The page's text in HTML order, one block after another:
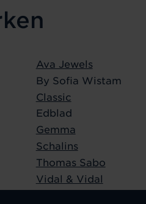
Ava Jewels
By Sofia Wistam
Classic
Edblad
Gemma
Schalins
Thomas Sabo
Vidal & Vidal